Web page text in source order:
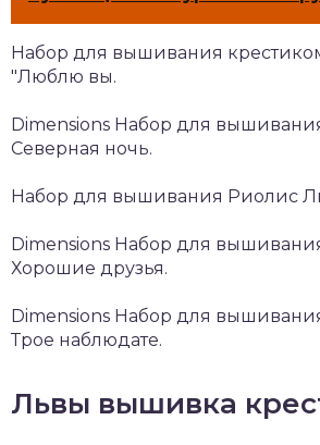
Набор для вышивания
"Люблю вы.
Dimensions Набор для
Северная ночь.
Набор для вышивания Риолис
Dimensions Набор для
Хорошие друзья.
Dimensions Набор для
Трое наблюдате.
Львы вышивка